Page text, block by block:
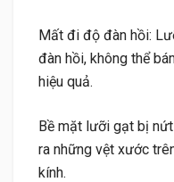
Mất đi độ đàn hồi:
đàn hồi, không thể
hiệu quả.
Bề mặt lưỡi gạt bị
ra những vệt xước
kính.